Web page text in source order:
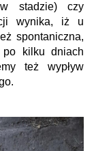
stadzie) czy
wynika, iż u
spontaniczna,
po kilku dniach
też wypływ